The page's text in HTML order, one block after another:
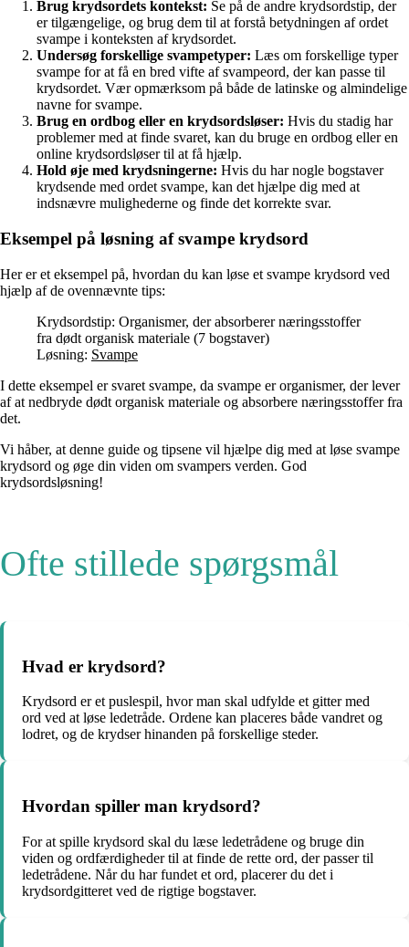
Brug krydsordets kontekst: Se på de andre krydsordstip, der
er tilgængelige, og brug dem til at forstå betydningen af ​​ordet
svampe i konteksten af ​​krydsordet.
Undersøg forskellige svampetyper: Læs om forskellige typer
svampe for at få en bred vifte af svampeord, der kan passe til
krydsordet. Vær opmærksom på både de latinske og almindelige
navne for svampe.
Brug en ordbog eller en krydsordsløser: Hvis du stadig har
problemer med at finde svaret, kan du bruge en ordbog eller en
online krydsordsløser til at få hjælp.
Hold øje med krydsningerne: Hvis du har nogle bogstaver
krydsende med ordet svampe, kan det hjælpe dig med at
indsnævre mulighederne og finde det korrekte svar.
Eksempel på løsning af svampe krydsord
Her er et eksempel på, hvordan du kan løse et svampe krydsord ved
hjælp af de ovennævnte tips:
Krydsordstip: Organismer, der absorberer næringsstoffer
fra dødt organisk materiale (7 bogstaver)
Løsning: Svampe
I dette eksempel er svaret svampe, da svampe er organismer, der lever
af at nedbryde dødt organisk materiale og absorbere næringsstoffer fra
det.
Vi håber, at denne guide og tipsene vil hjælpe dig med at løse svampe
krydsord og øge din viden om svampers verden. God
krydsordsløsning!
Ofte stillede spørgsmål
Hvad er krydsord?
Krydsord er et puslespil, hvor man skal udfylde et gitter med
ord ved at løse ledetråde. Ordene kan placeres både vandret og
lodret, og de krydser hinanden på forskellige steder.
Hvordan spiller man krydsord?
For at spille krydsord skal du læse ledetrådene og bruge din
viden og ordfærdigheder til at finde de rette ord, der passer til
ledetrådene. Når du har fundet et ord, placerer du det i
krydsordgitteret ved de rigtige bogstaver.